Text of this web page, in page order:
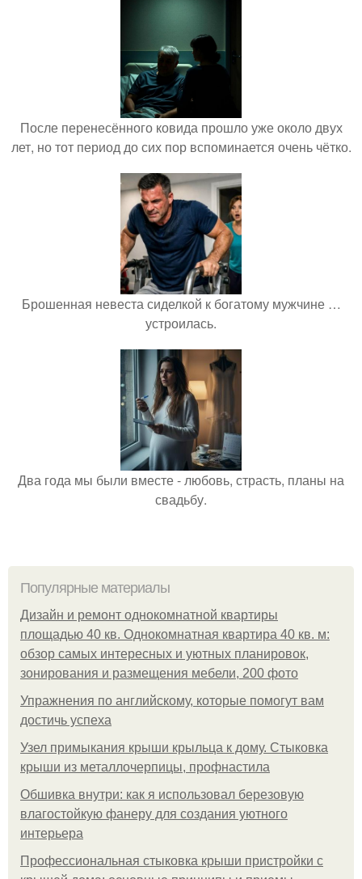
После перенесённого ковида прошло уже около двух
лет, но тот период до сих пор вспоминается очень чётко.
Брошенная невеста сиделкой к богатому мужчине …
устроилась.
Два года мы были вместе - любовь, страсть, планы на
свадьбу.
Популярные материалы
Дизайн и ремонт однокомнатной квартиры
площадью 40 кв. Однокомнатная квартира 40 кв. м:
обзор самых интересных и уютных планировок,
зонирования и размещения мебели, 200 фото
Упражнения по английскому, которые помогут вам
достичь успеха
Узел примыкания крыши крыльца к дому. Стыковка
крыши из металлочерпицы, профнастила
Обшивка внутри: как я использовал березовую
влагостойкую фанеру для создания уютного
интерьера
Профессиональная стыковка крыши пристройки с